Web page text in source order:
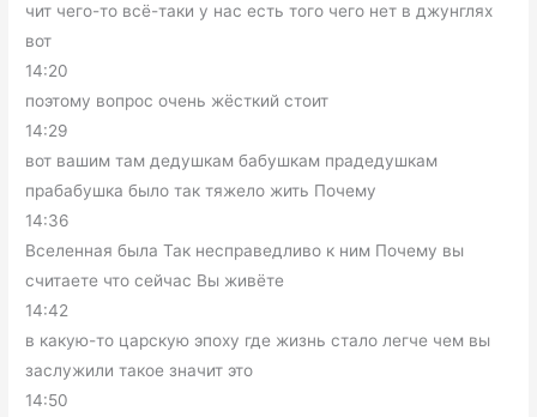
чит чего-то всё-таки у нас есть того чего нет в джунглях
вот
14:20
поэтому вопрос очень жёсткий стоит
14:29
вот вашим там дедушкам бабушкам прадедушкам
прабабушка было так тяжело жить Почему
14:36
Вселенная была Так несправедливо к ним Почему вы
считаете что сейчас Вы живёте
14:42
в какую-то царскую эпоху где жизнь стало легче чем вы
заслужили такое значит это
14:50